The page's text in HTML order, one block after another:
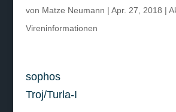
von Matze Neumann | Apr. 27, 2018 |
Vireninformationen
sophos
Troj/Turla-I